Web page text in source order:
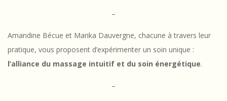
7
–
–
Amandine Bécue et Marika Dauvergne, chacune à travers leur
pratique, vous proposent d’expérimenter un soin unique :
l’alliance du massage intuitif et du soin énergétique.
–